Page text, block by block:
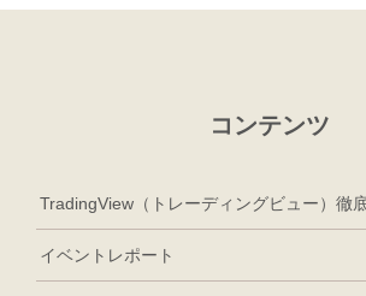
コンテンツ
TradingView（トレーディングビュー）徹
イベントレポート